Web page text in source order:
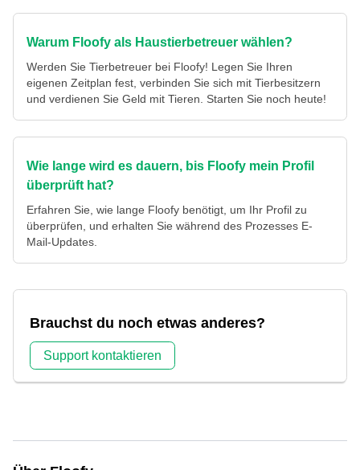
Warum Floofy als Haustierbetreuer wählen?
Werden Sie Tierbetreuer bei Floofy! Legen Sie Ihren
eigenen Zeitplan fest, verbinden Sie sich mit Tierbesitzern
und verdienen Sie Geld mit Tieren. Starten Sie noch heute!
Wie lange wird es dauern, bis Floofy mein Profil
überprüft hat?
Erfahren Sie, wie lange Floofy benötigt, um Ihr Profil zu
überprüfen, und erhalten Sie während des Prozesses E-
Mail-Updates.
Brauchst du noch etwas anderes?
Support kontaktieren